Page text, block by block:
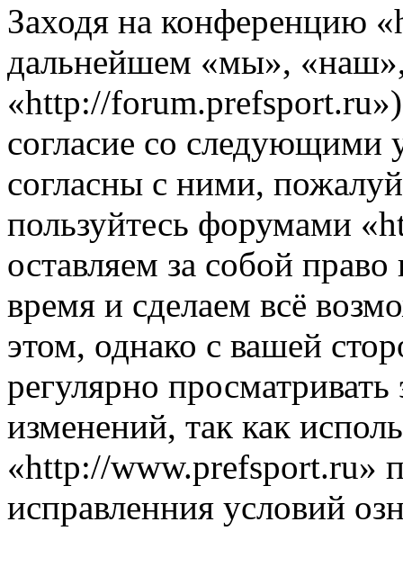
Заходя на конференцию
дальнейшем «мы»,
«http://
согласие со следующими
согласны с ними,
пользуйтесь форумами
оставляем за собой
время и сделаем всё
этом, однако с вашей
регулярно просматривать
изменений, так как
«http://www.prefsport.ru»
исправленния условий